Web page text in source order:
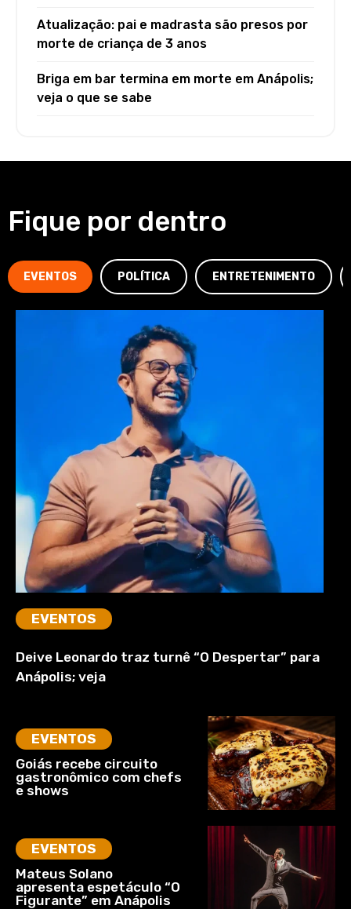
Atualização: pai e madrasta são presos por
morte de criança de 3 anos
Briga em bar termina em morte em Anápolis;
veja o que se sabe
Fique por dentro
EVENTOS POLÍTICA ENTRETENIMENTO
EVENTOS
Deive Leonardo traz turnê “O Despertar” para
Anápolis; veja
EVENTOS
Goiás recebe circuito
gastronômico com chefs
e shows
EVENTOS
Mateus Solano
apresenta espetáculo “O
Figurante” em Anápolis